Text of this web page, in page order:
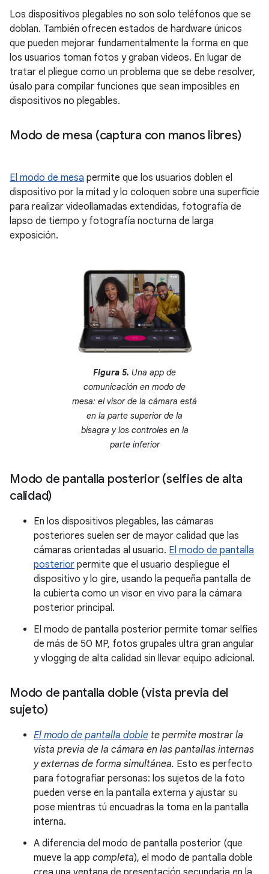
Los dispositivos plegables no son solo teléfonos que se
doblan. También ofrecen estados de hardware únicos
que pueden mejorar fundamentalmente la forma en que
los usuarios toman fotos y graban videos. En lugar de
tratar el pliegue como un problema que se debe resolver,
úsalo para compilar funciones que sean imposibles en
dispositivos no plegables.
Modo de mesa (captura con manos libres)
El modo de mesa permite que los usuarios doblen el
dispositivo por la mitad y lo coloquen sobre una superficie
para realizar videollamadas extendidas, fotografía de
lapso de tiempo y fotografía nocturna de larga
exposición.
Figura 5. Una app de
comunicación en modo de
mesa: el visor de la cámara está
en la parte superior de la
bisagra y los controles en la
parte inferior
Modo de pantalla posterior (selfies de alta
calidad)
En los dispositivos plegables, las cámaras
posteriores suelen ser de mayor calidad que las
cámaras orientadas al usuario. El modo de pantalla
posterior permite que el usuario despliegue el
dispositivo y lo gire, usando la pequeña pantalla de
la cubierta como un visor en vivo para la cámara
posterior principal.
El modo de pantalla posterior permite tomar selfies
de más de 50 MP, fotos grupales ultra gran angular
y vlogging de alta calidad sin llevar equipo adicional.
Modo de pantalla doble (vista previa del
sujeto)
El modo de pantalla doble te permite mostrar la
vista previa de la cámara en las pantallas internas
y externas de forma simultánea. Esto es perfecto
para fotografiar personas: los sujetos de la foto
pueden verse en la pantalla externa y ajustar su
pose mientras tú encuadras la toma en la pantalla
interna.
A diferencia del modo de pantalla posterior (que
mueve la app completa), el modo de pantalla doble